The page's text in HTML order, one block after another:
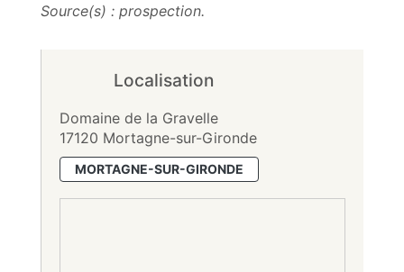
Source(s) : prospection.
Localisation
Domaine de la Gravelle
17120 Mortagne-sur-Gironde
MORTAGNE-SUR-GIRONDE